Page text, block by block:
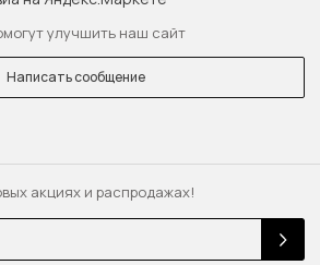
акциях и распродажах!
улучшить наш сайт
Написать сообщение